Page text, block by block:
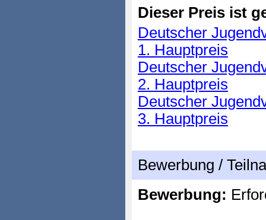
Dieser Preis ist
Deutscher
1. Hauptpreis
Deutscher
2. Hauptpreis
Deutscher
3. Hauptpreis
Bewerbung /
Bewerbung: